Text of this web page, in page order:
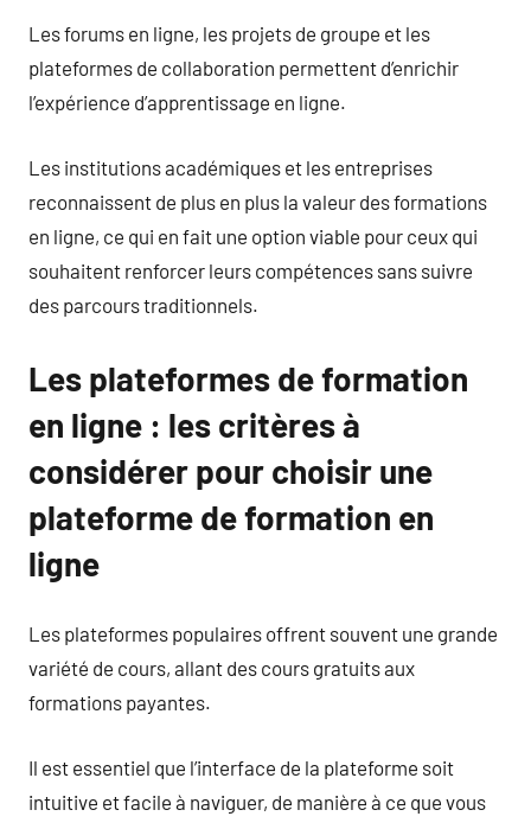
Les forums en ligne, les projets de groupe et les
plateformes de collaboration permettent d’enrichir
l’expérience d’apprentissage en ligne.
Les institutions académiques et les entreprises
reconnaissent de plus en plus la valeur des formations
en ligne, ce qui en fait une option viable pour ceux qui
souhaitent renforcer leurs compétences sans suivre
des parcours traditionnels.
Les plateformes de formation
en ligne : les critères à
considérer pour choisir une
plateforme de formation en
ligne
Les plateformes populaires offrent souvent une grande
variété de cours, allant des cours gratuits aux
formations payantes.
Il est essentiel que l’interface de la plateforme soit
intuitive et facile à naviguer, de manière à ce que vous